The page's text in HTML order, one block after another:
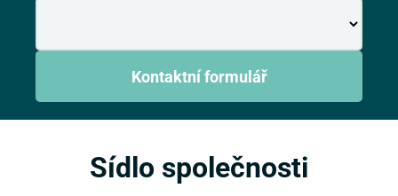
Kontaktní formulář
Sídlo společnosti